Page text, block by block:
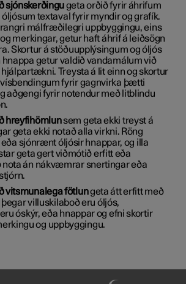
sjónskerðingugeta orðið fyrir áhrifum
óljósum textaval fyrir myndir og grafík.
rangri málfræðilegri uppbyggingu, eins
merkingar, getur haft áhrif á leiðsögn
Skortur á stöðuupplýsingum og óljós
hnappa getur valdið vandamálum við
hjálpartækni. Treysta á lit einn og skortur
fyrir gagnvirka þætti
aðgengi fyrir notendur með litblindu
hreyfihömlunsem geta ekki treyst á
geta ekki notað alla virkni. Röng
sjónrænt óljósir hnappar, og illa
geta gert viðmótið erfitt eða
nota án nákvæmrar snertingar eða
vitsmunalega fötlungeta átt erfitt með
villuskilaboð eru óljós,
óskýr, eða hnappar og efni skortir
og uppbyggingu.